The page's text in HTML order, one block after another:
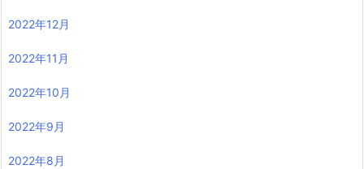
2022年12月
2022年11月
2022年10月
2022年9月
2022年8月